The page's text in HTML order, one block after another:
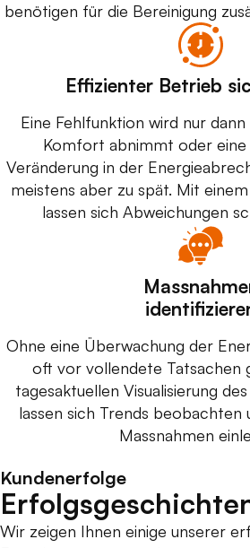
benötigen für die Bereinigung
Effizienter Betrieb
Eine Fehlfunktion wird nur
Komfort abnimmt oder eine
Veränderung in der
meistens aber zu spät. Mit
lassen sich Abweichungen
Ohne eine Überwachung der
oft vor vollendete Tatsachen
tagesaktuellen Visualisierung
lassen sich Trends beobachten
Massnahmen
Kundenerfolge
Wir zeigen Ihnen einige unserer